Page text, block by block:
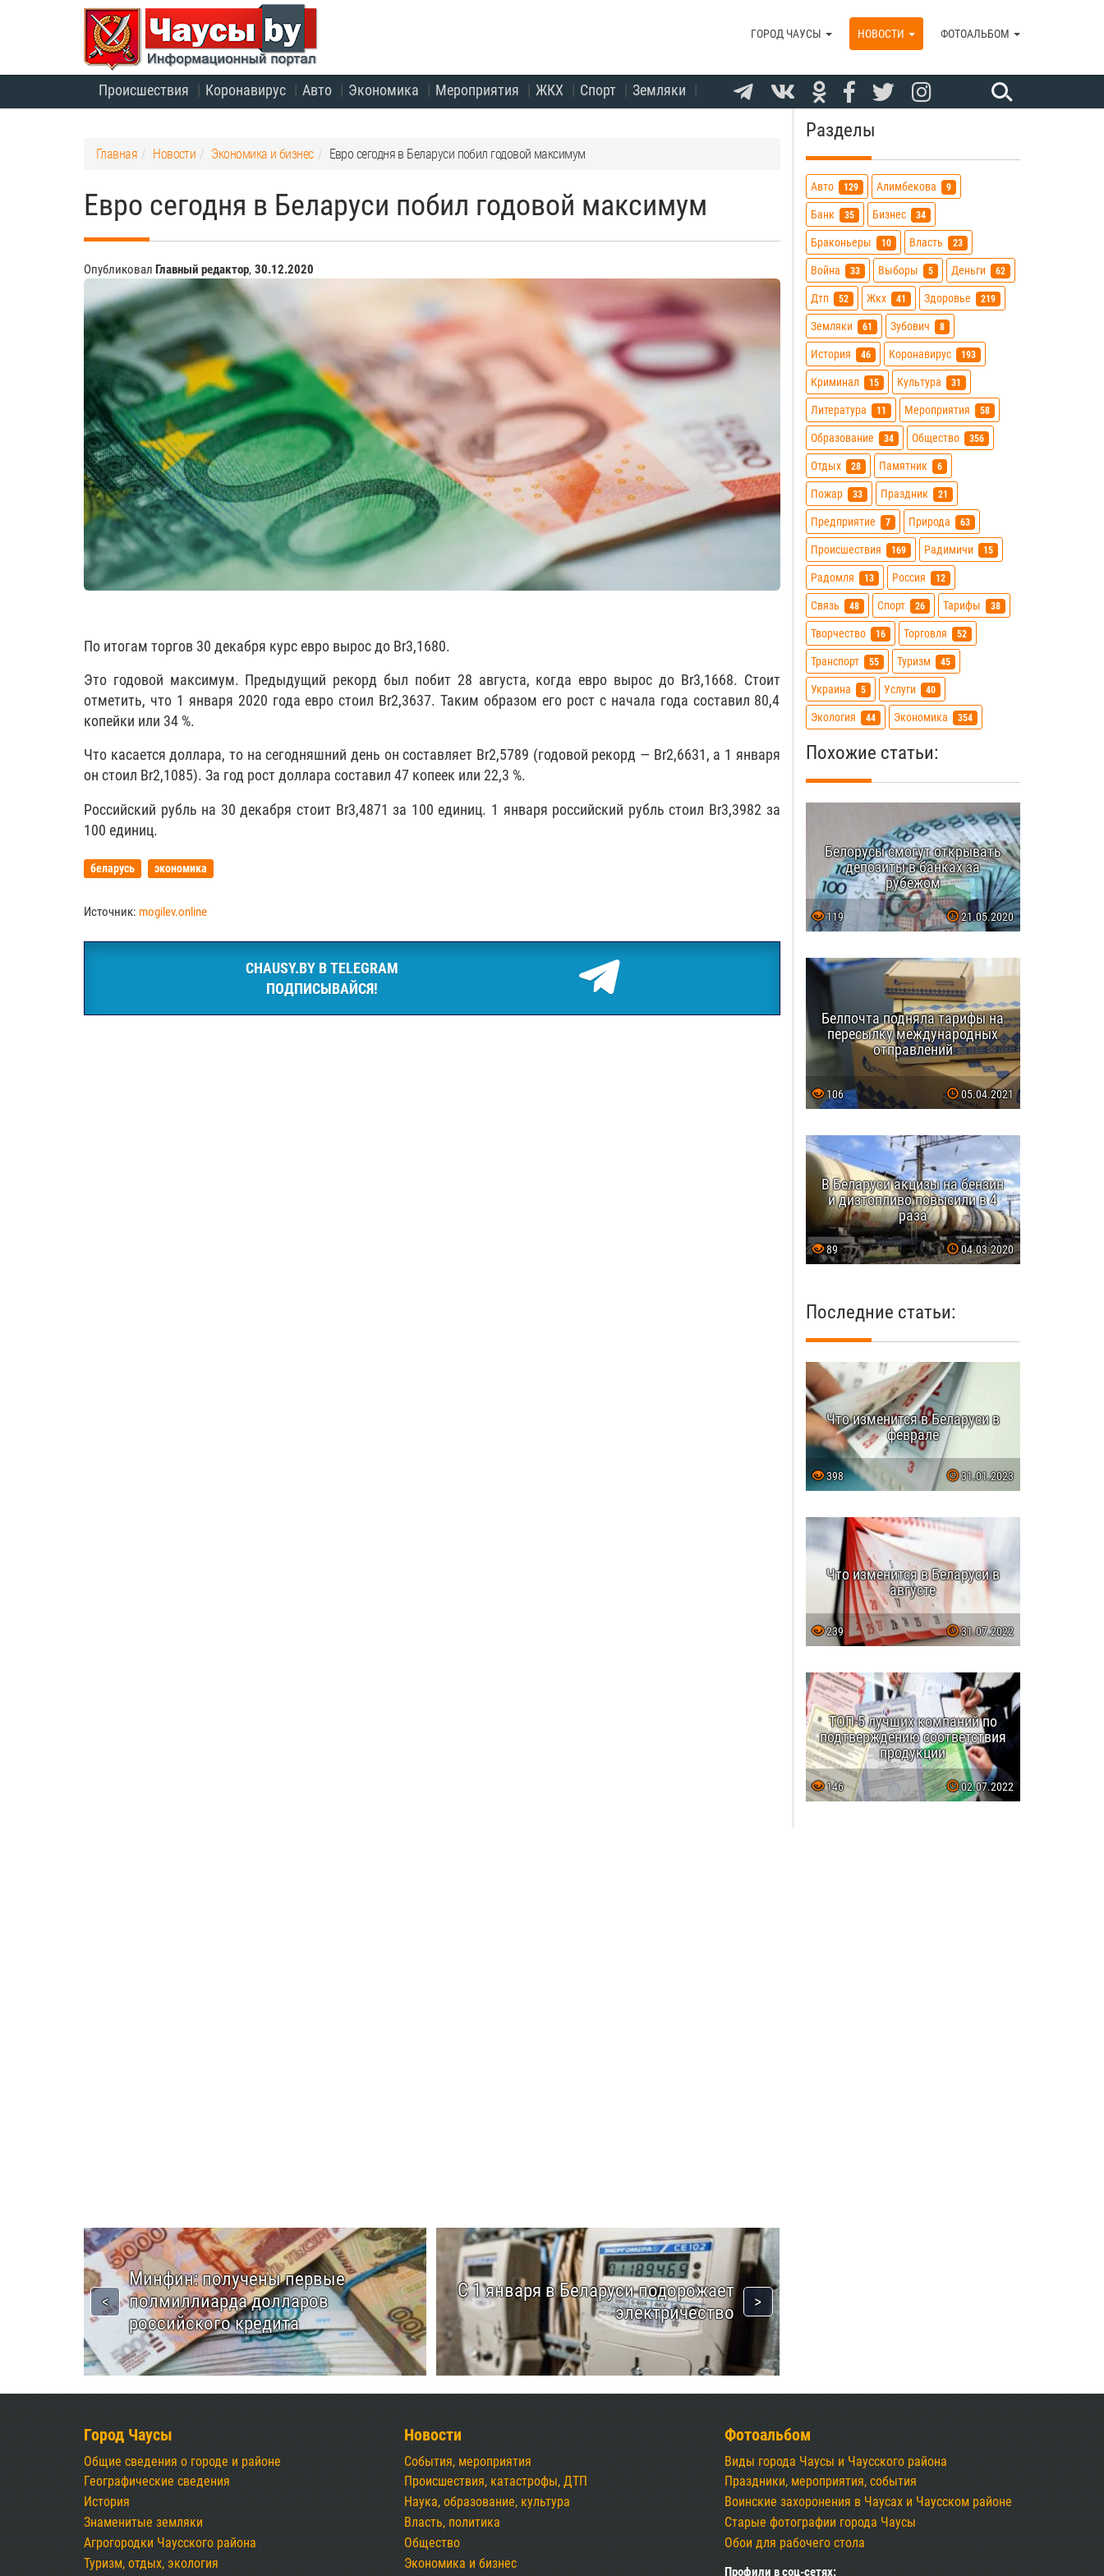
Происшествия Коронавирус Авто Экономика Мероприятия ЖКХ Спорт Земляки
ГОРОД ЧАУСЫ НОВОСТИ ФОТОАЛЬБОМ
Главная Новости Экономика и бизнес Евро сегодня в Беларуси побил годовой максимум
Евро сегодня в Беларуси побил годовой максимум
Опубликовал Главный редактор, 30.12.2020
По итогам торгов 30 декабря курс евро вырос до Br3,1680.
Это годовой максимум. Предыдущий рекорд был побит 28 августа, когда евро вырос до Br3,1668. Стоит
отметить, что 1 января 2020 года евро стоил Br2,3637. Таким образом его рост с начала года составил 80,4
копейки или 34 %.
Что касается доллара, то на сегодняшний день он составляет Br2,5789 (годовой рекорд — Br2,6631, а 1 января
он стоил Br2,1085). За год рост доллара составил 47 копеек или 22,3 %.
Российский рубль на 30 декабря стоит Br3,4871 за 100 единиц. 1 января российский рубль стоил Br3,3982 за
100 единиц.
беларусь экономика
Источник: mogilev.online
CHAUSY.BY В TELEGRAM
ПОДПИСЫВАЙСЯ!
Минфин: получены первые
полмиллиарда долларов
российского кредита
С 1 января в Беларуси подорожает
электричество
Разделы
Авто 129 Алимбекова 9
Банк 35 Бизнес 34
Браконьеры 10 Власть 23
Война 33 Выборы 5 Деньги 62
Дтп 52 Жкх 41 Здоровье 219
Земляки 61 Зубович 8
История 46 Коронавирус 193
Криминал 15 Культура 31
Литература 11 Мероприятия 58
Образование 34 Общество 356
Отдых 28 Памятник 6
Пожар 33 Праздник 21
Предприятие 7 Природа 63
Происшествия 169 Радимичи 15
Радомля 13 Россия 12
Связь 48 Спорт 26 Тарифы 38
Творчество 16 Торговля 52
Транспорт 55 Туризм 45
Украина 5 Услуги 40
Экология 44 Экономика 354
Похожие статьи:
Белорусы смогут открывать
депозиты в банках за
рубежом
119 21.05.2020
Белпочта подняла тарифы на
пересылку международных
отправлений
106 05.04.2021
В Беларуси акцизы на бензин
и дизтопливо повысили в 4
раза
89 04.03.2020
Последние статьи:
Что изменится в Беларуси в
феврале
398 31.01.2023
Что изменится в Беларуси в
августе
239 31.07.2022
ТОП-5 лучших компаний по
подтверждению соответствия
продукции
146 02.07.2022
Город Чаусы
Общие сведения о городе и районе
Географические сведения
История
Знаменитые земляки
Агрогородки Чаусского района
Туризм, отдых, экология
Новости
События, мероприятия
Происшествия, катастрофы, ДТП
Наука, образование, культура
Власть, политика
Общество
Экономика и бизнес
Фотоальбом
Виды города Чаусы и Чаусского района
Праздники, мероприятия, события
Воинские захоронения в Чаусах и Чаусском районе
Старые фотографии города Чаусы
Обои для рабочего стола
Профили в соц-сетях: